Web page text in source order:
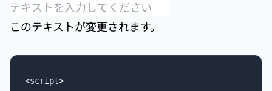
このテキストが変更されます。
<script>